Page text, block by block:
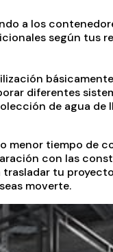
a los
según tus
diferentes
de agua de
menor tiempo de
con las
tu
moverte.